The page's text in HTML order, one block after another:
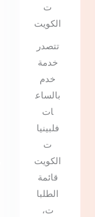
ت
الكويت
تتصدر
خدمة
خدم
بالساع
ات
فلبينيا
ت
الكويت
قائمة
الطلبا
ت،